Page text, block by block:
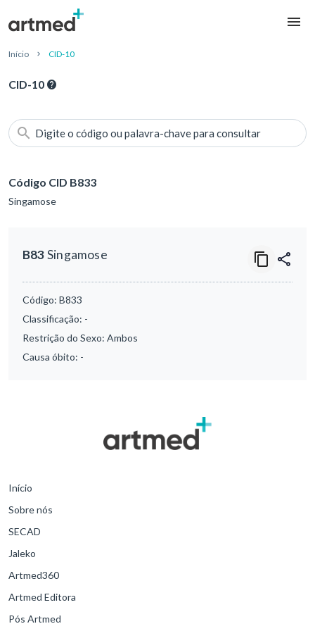
Início CID-10
CID-10
Digite o código ou palavra-chave para consultar
Código CID B833
Singamose
B83Singamose
Código: B833
Classificação: -
Restrição do Sexo: Ambos
Causa óbito: -
Início
Sobre nós
SECAD
Jaleko
Artmed360
Artmed Editora
Pós Artmed